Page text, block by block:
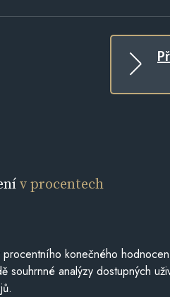
v procentech
procentního konečného
souhrnné analýzy dostupných